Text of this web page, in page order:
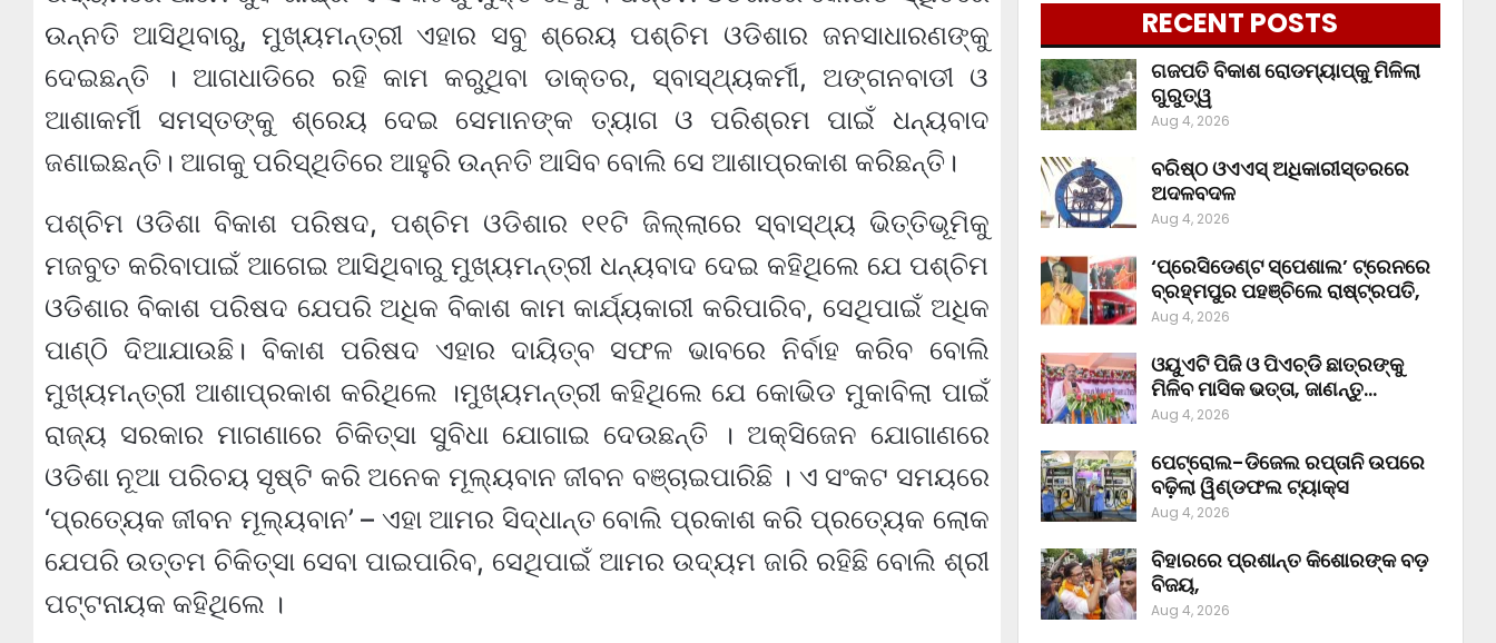
ଉନ୍ନତି ଆସିଥିବାରୁ, ମୁଖ୍ୟମନ୍ତ୍ରୀ ଏହାର ସବୁ ଶ୍ରେୟ ପଶ୍ଚିମ ଓଡିଶାର ଜନସାଧାରଣଙ୍କୁ
ଦେଇଛନ୍ତି । ଆଗଧାଡିରେ ରହି କାମ କରୁଥିବା ଡାକ୍ତର, ସ୍ବାସ୍ଥ୍ୟକର୍ମୀ, ଅଙ୍ଗନବାଡୀ ଓ
ଆଶାକର୍ମୀ ସମସ୍ତଙ୍କୁ ଶ୍ରେୟ ଦେଇ ସେମାନଙ୍କ ତ୍ୟାଗ ଓ ପରିଶ୍ରମ ପାଇଁ ଧନ୍ୟବାଦ
ଜଣାଇଛନ୍ତି। ଆଗକୁ ପରିସ୍ଥିତିରେ ଆହୁରି ଉନ୍ନତି ଆସିବ ବୋଲି ସେ ଆଶାପ୍ରକାଶ କରିଛନ୍ତି।
ପଶ୍ଚିମ ଓଡିଶା ବିକାଶ ପରିଷଦ, ପଶ୍ଚିମ ଓଡିଶାର ୧୧ଟି ଜିଲ୍ଲାରେ ସ୍ବାସ୍ଥ୍ୟ ଭିତ୍ତିଭୂମିକୁ
ମଜବୁତ କରିବାପାଇଁ ଆଗେଇ ଆସିଥିବାରୁ ମୁଖ୍ୟମନ୍ତ୍ରୀ ଧନ୍ୟବାଦ ଦେଇ କହିଥିଲେ ଯେ ପଶ୍ଚିମ
ଓଡିଶାର ବିକାଶ ପରିଷଦ ଯେପରି ଅଧିକ ବିକାଶ କାମ କାର୍ଯ୍ୟକାରୀ କରିପାରିବ, ସେଥିପାଇଁ ଅଧିକ
ପାଣ୍ଠି ଦିଆଯାଉଛି। ବିକାଶ ପରିଷଦ ଏହାର ଦାୟିତ୍ବ ସଫଳ ଭାବରେ ନିର୍ବାହ କରିବ ବୋଲି
ମୁଖ୍ୟମନ୍ତ୍ରୀ ଆଶାପ୍ରକାଶ କରିଥିଲେ ।ମୁଖ୍ୟମନ୍ତ୍ରୀ କହିଥିଲେ ଯେ କୋଭିଡ ମୁକାବିଲା ପାଇଁ
ରାଜ୍ୟ ସରକାର ମାଗଣାରେ ଚିକିତ୍ସା ସୁବିଧା ଯୋଗାଇ ଦେଉଛନ୍ତି । ଅକ୍‌ସିଜେନ ଯୋଗାଣରେ
ଓଡିଶା ନୂଆ ପରିଚୟ ସୃଷ୍ଟି କରି ଅନେକ ମୂଲ୍ୟବାନ ଜୀବନ ବଞ୍ଚାଇପାରିଛି । ଏ ସଂକଟ ସମୟରେ
‘ପ୍ରତ୍ୟେକ ଜୀବନ ମୂଲ୍ୟବାନ’ – ଏହା ଆମର ସିଦ୍ଧାନ୍ତ ବୋଲି ପ୍ରକାଶ କରି ପ୍ରତ୍ୟେକ ଲୋକ
ଯେପରି ଉତ୍ତମ ଚିକିତ୍ସା ସେବା ପାଇପାରିବ, ସେଥିପାଇଁ ଆମର ଉଦ୍ୟମ ଜାରି ରହିଛି ବୋଲି ଶ୍ରୀ
ପଟ୍ଟନାୟକ କହିଥିଲେ ।
RECENT POSTS
ଗଜପତି ବିକାଶ ରୋଡମ୍ୟାପ୍‌କୁ ମିଳିଲା
ଗୁରୁତ୍ୱ
Aug 4, 2026
ବରିଷ୍ଠ ଓଏଏସ୍‌ ଅଧିକାରୀସ୍ତରରେ
ଅଦଳବଦଳ
Aug 4, 2026
‘ପ୍ରେସିଡେଣ୍ଟ ସ୍ପେଶାଲ’ ଟ୍ରେନରେ
ବ୍ରହ୍ମପୁର ପହଞ୍ଚିଲେ ରାଷ୍ଟ୍ରପତି,
Aug 4, 2026
ଓୟୁଏଟି ପିଜି ଓ ପିଏଚ୍‌ଡି ଛାତ୍ରଙ୍କୁ
ମିଳିବ ମାସିକ ଭତ୍ତା, ଜାଣନ୍ତୁ…
Aug 4, 2026
ପେଟ୍ରୋଲ-ଡିଜେଲ ରପ୍ତାନି ଉପରେ
ବଢ଼ିଲା ୱିଣ୍ଡଫଲ ଟ୍ୟାକ୍ସ
Aug 4, 2026
ବିହାରରେ ପ୍ରଶାନ୍ତ କିଶୋରଙ୍କ ବଡ଼
ବିଜୟ,
Aug 4, 2026